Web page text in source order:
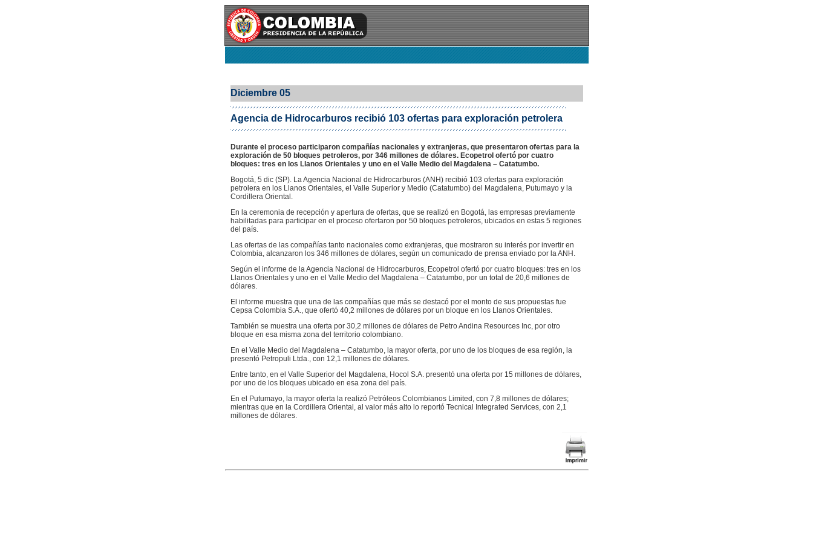
Diciembre 05
Agencia de Hidrocarburos recibió 103 ofertas para exploración petrolera
Durante el proceso participaron compañías nacionales y extranjeras, que presentaron ofertas para la
exploración de 50 bloques petroleros, por 346 millones de dólares. Ecopetrol ofertó por cuatro
bloques: tres en los Llanos Orientales y uno en el Valle Medio del Magdalena – Catatumbo.
Bogotá, 5 dic (SP). La Agencia Nacional de Hidrocarburos (ANH) recibió 103 ofertas para exploración
petrolera en los Llanos Orientales, el Valle Superior y Medio (Catatumbo) del Magdalena, Putumayo y la
Cordillera Oriental.
En la ceremonia de recepción y apertura de ofertas, que se realizó en Bogotá, las empresas previamente
habilitadas para participar en el proceso ofertaron por 50 bloques petroleros, ubicados en estas 5 regiones
del país.
Las ofertas de las compañías tanto nacionales como extranjeras, que mostraron su interés por invertir en
Colombia, alcanzaron los 346 millones de dólares, según un comunicado de prensa enviado por la ANH.
Según el informe de la Agencia Nacional de Hidrocarburos, Ecopetrol ofertó por cuatro bloques: tres en los
Llanos Orientales y uno en el Valle Medio del Magdalena – Catatumbo, por un total de 20,6 millones de
dólares.
El informe muestra que una de las compañías que más se destacó por el monto de sus propuestas fue
Cepsa Colombia S.A., que ofertó 40,2 millones de dólares por un bloque en los Llanos Orientales.
También se muestra una oferta por 30,2 millones de dólares de Petro Andina Resources Inc, por otro
bloque en esa misma zona del territorio colombiano.
En el Valle Medio del Magdalena – Catatumbo, la mayor oferta, por uno de los bloques de esa región, la
presentó Petropuli Ltda., con 12,1 millones de dólares.
Entre tanto, en el Valle Superior del Magdalena, Hocol S.A. presentó una oferta por 15 millones de dólares,
por uno de los bloques ubicado en esa zona del país.
En el Putumayo, la mayor oferta la realizó Petróleos Colombianos Limited, con 7,8 millones de dólares;
mientras que en la Cordillera Oriental, al valor más alto lo reportó Tecnical Integrated Services, con 2,1
millones de dólares.